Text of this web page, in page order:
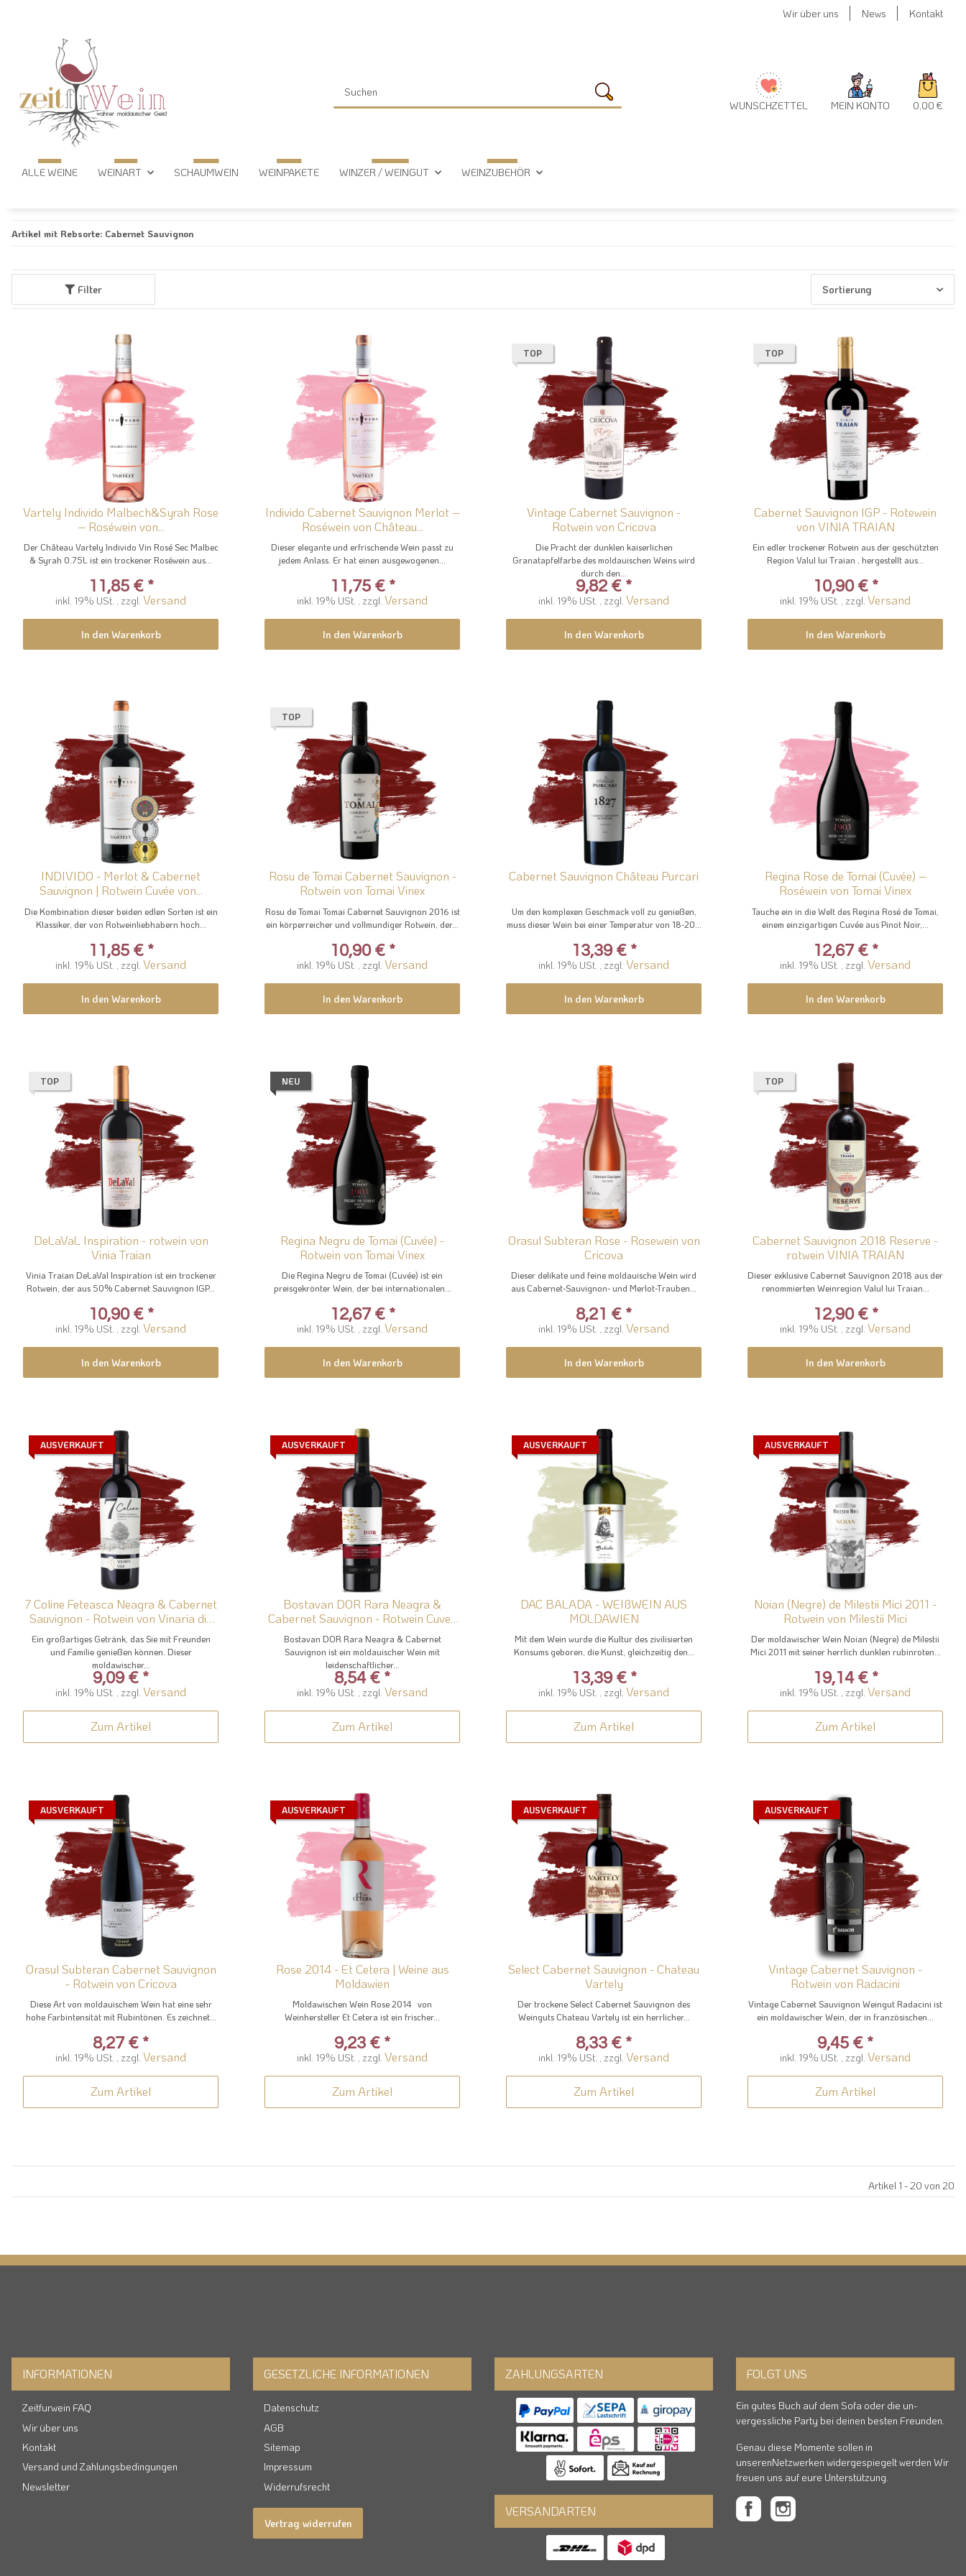
Wir über uns News Kontakt
WUNSCHZETTEL MEIN KONTO 0,00 €
ALLE WEINE WEINART SCHAUMWEIN WEINPAKETE WINZER / WEINGUT WEINZUBEHÖR
Artikel mit Rebsorte: Cabernet Sauvignon
Filter Sortierung
Vartely Individo Malbech&Syrah Rose
– Roséwein von...
Der Château Vartely Individo Vin Rosé Sec Malbec
& Syrah 0.75L ist ein trockener Roséwein aus...
11,85 € *
inkl. 19% USt. , zzgl. Versand
In den Warenkorb
Individo Cabernet Sauvignon Merlot –
Roséwein von Château...
Dieser elegante und erfrischende Wein passt zu
jedem Anlass. Er hat einen ausgewogenen...
11,75 € *
inkl. 19% USt. , zzgl. Versand
In den Warenkorb
TOP
Vintage Cabernet Sauvignon -
Rotwein von Cricova
Die Pracht der dunklen kaiserlichen
Granatapfelfarbe des moldauischen Weins wird
durch den...
9,82 € *
inkl. 19% USt. , zzgl. Versand
In den Warenkorb
TOP
Cabernet Sauvignon IGP - Rotewein
von VINIA TRAIAN
Ein edler trockener Rotwein aus der geschützten
Region Valul lui Traian , hergestellt aus...
10,90 € *
inkl. 19% USt. , zzgl. Versand
In den Warenkorb
INDIVIDO - Merlot & Cabernet
Sauvignon | Rotwein Cuvée von...
Die Kombination dieser beiden edlen Sorten ist ein
Klassiker, der von Rotweinliebhabern hoch...
11,85 € *
inkl. 19% USt. , zzgl. Versand
In den Warenkorb
TOP
Rosu de Tomai Cabernet Sauvignon -
Rotwein von Tomai Vinex
Rosu de Tomai Tomai Cabernet Sauvignon 2016 ist
ein körperreicher und vollmundiger Rotwein, der...
10,90 € *
inkl. 19% USt. , zzgl. Versand
In den Warenkorb
Cabernet Sauvignon Château Purcari
Um den komplexen Geschmack voll zu genießen,
muss dieser Wein bei einer Temperatur von 18-20...
13,39 € *
inkl. 19% USt. , zzgl. Versand
In den Warenkorb
Regina Rose de Tomai (Cuvée) –
Roséwein von Tomai Vinex
Tauche ein in die Welt des Regina Rosé de Tomai,
einem einzigartigen Cuvée aus Pinot Noir,...
12,67 € *
inkl. 19% USt. , zzgl. Versand
In den Warenkorb
TOP
DeLaVaL Inspiration - rotwein von
Vinia Traian
Vinia Traian DeLaVal Inspiration ist ein trockener
Rotwein, der aus 50% Cabernet Sauvignon IGP...
10,90 € *
inkl. 19% USt. , zzgl. Versand
In den Warenkorb
NEU
Regina Negru de Tomai (Cuvée) -
Rotwein von Tomai Vinex
Die Regina Negru de Tomai (Cuvée) ist ein
preisgekrönter Wein, der bei internationalen...
12,67 € *
inkl. 19% USt. , zzgl. Versand
In den Warenkorb
Orasul Subteran Rose - Rosewein von
Cricova
Dieser delikate und feine moldauische Wein wird
aus Cabernet-Sauvignon- und Merlot-Trauben...
8,21 € *
inkl. 19% USt. , zzgl. Versand
In den Warenkorb
TOP
Cabernet Sauvignon 2018 Reserve -
rotwein VINIA TRAIAN
Dieser exklusive Cabernet Sauvignon 2018 aus der
renommierten Weinregion Valul lui Traian...
12,90 € *
inkl. 19% USt. , zzgl. Versand
In den Warenkorb
AUSVERKAUFT
7 Coline Feteasca Neagra & Cabernet
Sauvignon - Rotwein von Vinaria din
Vale
Ein großartiges Getränk, das Sie mit Freunden
und Familie genießen können. Dieser
moldawischer...
9,09 € *
inkl. 19% USt. , zzgl. Versand
Zum Artikel
AUSVERKAUFT
Bostavan DOR Rara Neagra &
Cabernet Sauvignon - Rotwein Cuveé
von...
Bostavan DOR Rara Neagra & Cabernet
Sauvignon ist ein moldauischer Wein mit
leidenschaftlicher...
8,54 € *
inkl. 19% USt. , zzgl. Versand
Zum Artikel
AUSVERKAUFT
DAC BALADA - WEIßWEIN AUS
MOLDAWIEN
Mit dem Wein wurde die Kultur des zivilisierten
Konsums geboren, die Kunst, gleichzeitig den...
13,39 € *
inkl. 19% USt. , zzgl. Versand
Zum Artikel
AUSVERKAUFT
Noian (Negre) de Milestii Mici 2011 -
Rotwein von Milestii Mici
Der moldawischer Wein Noian (Negre) de Milestii
Mici 2011 mit seiner herrlich dunklen rubinroten...
19,14 € *
inkl. 19% USt. , zzgl. Versand
Zum Artikel
AUSVERKAUFT
Orasul Subteran Cabernet Sauvignon
- Rotwein von Cricova
Diese Art von moldauischem Wein hat eine sehr
hohe Farbintensität mit Rubintönen. Es zeichnet...
8,27 € *
inkl. 19% USt. , zzgl. Versand
Zum Artikel
AUSVERKAUFT
Rose 2014 - Et Cetera | Weine aus
Moldawien
Moldawischen Wein Rose 2014 von
Weinhersteller Et Cetera ist ein frischer...
9,23 € *
inkl. 19% USt. , zzgl. Versand
Zum Artikel
AUSVERKAUFT
Select Cabernet Sauvignon - Chateau
Vartely
Der trockene Select Cabernet Sauvignon des
Weinguts Chateau Vartely ist ein herrlicher...
8,33 € *
inkl. 19% USt. , zzgl. Versand
Zum Artikel
AUSVERKAUFT
Vintage Cabernet Sauvignon -
Rotwein von Radacini
Vintage Cabernet Sauvignon Weingut Radacini ist
ein moldawischer Wein, der in französischen...
9,45 € *
inkl. 19% USt. , zzgl. Versand
Zum Artikel
Artikel 1 - 20 von 20
INFORMATIONEN
Zeitfurwein FAQ
Wir über uns
Kontakt
Versand und Zahlungsbedingungen
Newsletter
GESETZLICHE INFORMATIONEN
Datenschutz
AGB
Sitemap
Impressum
Widerrufsrecht
Vertrag widerrufen
ZAHLUNGSARTEN
VERSANDARTEN
FOLGT UNS
Ein gutes Buch auf dem Sofa oder die un-
vergessliche Party bei deinen besten Freunden.
Genau diese Momente sollen in
unserenNetzwerken widergespiegelt werden Wir
freuen uns auf eure Unterstützung.